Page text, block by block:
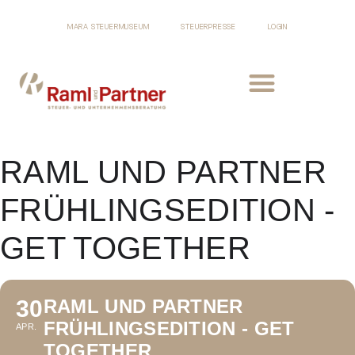
MARA STEUERMUSEUM STEUERPRESSE LOGIN
RAML UND PARTNER
FRÜHLINGSEDITION -
GET TOGETHER
30
APR.
RAML UND PARTNER
FRÜHLINGSEDITION - GET